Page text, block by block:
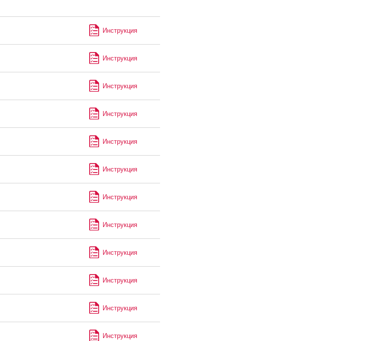
Инструкция
Инструкция
Инструкция
Инструкция
Инструкция
Инструкция
Инструкция
Инструкция
Инструкция
Инструкция
Инструкция
Инструкция